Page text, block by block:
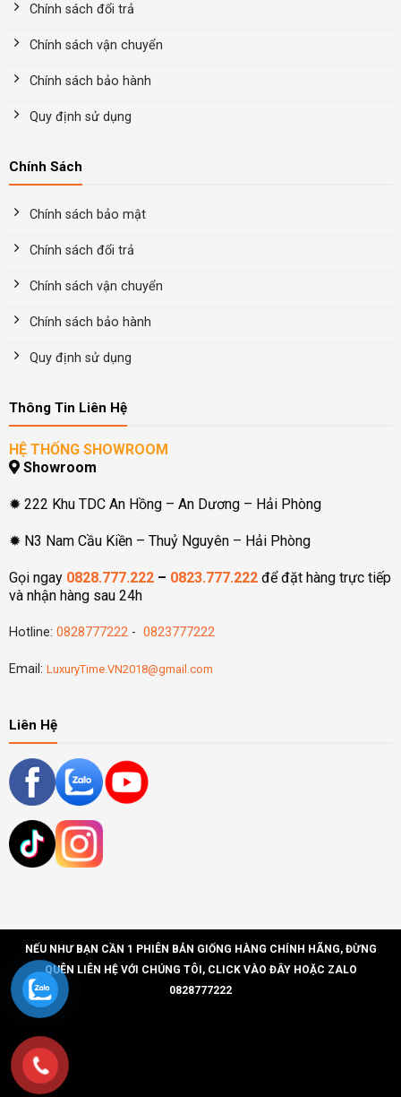
Chính sách đổi trả
Chính sách vận chuyển
Chính sách bảo hành
Quy định sử dụng
Chính Sách
Chính sách bảo mật
Chính sách đổi trả
Chính sách vận chuyển
Chính sách bảo hành
Quy định sử dụng
Thông Tin Liên Hệ
HỆ THỐNG SHOWROOM
Showroom
✹ 222 Khu TDC An Hồng – An Dương – Hải Phòng
✹ N3 Nam Cầu Kiền – Thuỷ Nguyên – Hải Phòng
Gọi ngay 0828.777.222– 0823.777.222để đặt hàng trực tiếp
và nhận hàng sau 24h
Hotline: 0828777222- 0823777222
Email: LuxuryTime.VN2018@gmail.com
Liên Hệ
NẾU NHƯ BẠN CẦN 1 PHIÊN BẢN GIỐNG HÀNG CHÍNH HÃNG, ĐỪNG
QUÊN LIÊN HỆ VỚI CHÚNG TÔI, CLICK VÀO ĐÂY HOẶC ZALO
0828777222